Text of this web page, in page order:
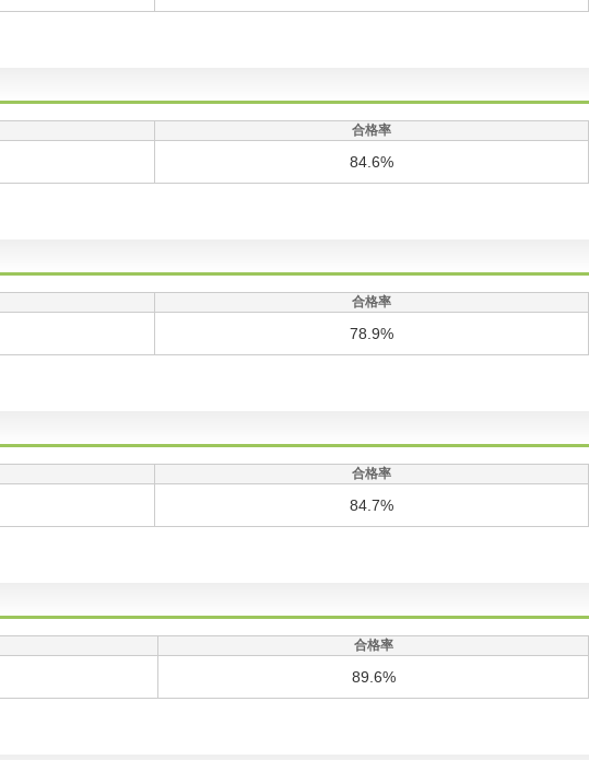
合格率
84.6%
合格率
78.9%
合格率
84.7%
合格率
89.6%